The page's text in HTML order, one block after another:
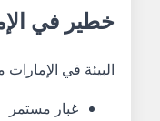
خطير في
البيئة في الإمارات
غبار مستمر